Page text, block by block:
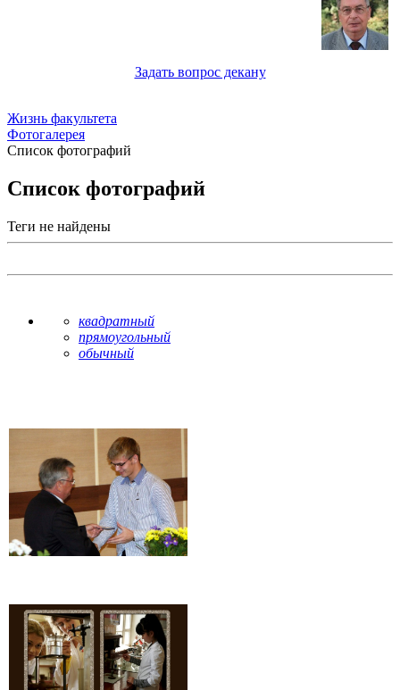
Задать вопрос декану
Жизнь факультета
Фотогалерея
Список фотографий
Список фотографий
Теги не найдены
квадратный
прямоугольный
обычный